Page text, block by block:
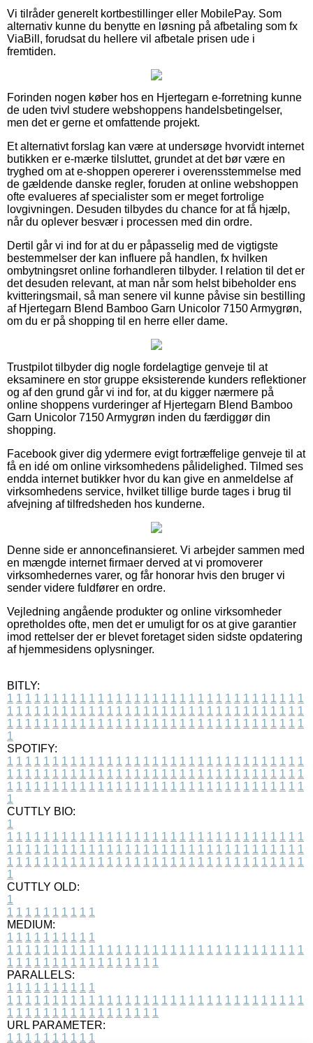
Vi tilråder generelt kortbestillinger eller MobilePay. Som
alternativ kunne du benytte en løsning på afbetaling som fx
ViaBill, forudsat du hellere vil afbetale prisen ude i
fremtiden.
Forinden nogen køber hos en Hjertegarn e-forretning kunne
de uden tvivl studere webshoppens handelsbetingelser,
men det er gerne et omfattende projekt.
Et alternativt forslag kan være at undersøge hvorvidt internet
butikken er e-mærke tilsluttet, grundet at det bør være en
tryghed om at e-shoppen opererer i overensstemmelse med
de gældende danske regler, foruden at online webshoppen
ofte evalueres af specialister som er meget fortrolige
lovgivningen. Desuden tilbydes du chance for at få hjælp,
når du oplever besvær i processen med din ordre.
Dertil går vi ind for at du er påpasselig med de vigtigste
bestemmelser der kan influere på handlen, fx hvilken
ombytningsret online forhandleren tilbyder. I relation til det er
det desuden relevant, at man når som helst bibeholder ens
kvitteringsmail, så man senere vil kunne påvise sin bestilling
af Hjertegarn Blend Bamboo Garn Unicolor 7150 Armygrøn,
om du er på shopping til en herre eller dame.
Trustpilot tilbyder dig nogle fordelagtige genveje til at
eksaminere en stor gruppe eksisterende kunders reflektioner
og af den grund går vi ind for, at du kigger nærmere på
online shoppens vurderinger af Hjertegarn Blend Bamboo
Garn Unicolor 7150 Armygrøn inden du færdiggør din
shopping.
Facebook giver dig ydermere evigt fortræffelige genveje til at
få en idé om online virksomhedens pålidelighed. Tilmed ses
endda internet butikker hvor du kan give en anmeldelse af
virksomhedens service, hvilket tillige burde tages i brug til
afvejning af tilfredsheden hos kunderne.
Denne side er annoncefinansieret. Vi arbejder sammen med
en mængde internet firmaer derved at vi promoverer
virksomhedernes varer, og får honorar hvis den bruger vi
sender videre fuldfører en ordre.
Vejledning angående produkter og online virksomheder
opretholdes ofte, men det er umuligt for os at give garantier
imod rettelser der er blevet foretaget siden sidste opdatering
af hjemmesidens oplysninger.
BITLY:
1 1 1 1 1 1 1 1 1 1 1 1 1 1 1 1 1 1 1 1 1 1 1 1 1 1 1 1 1 1 1 1 1
1 1 1 1 1 1 1 1 1 1 1 1 1 1 1 1 1 1 1 1 1 1 1 1 1 1 1 1 1 1 1 1 1
1 1 1 1 1 1 1 1 1 1 1 1 1 1 1 1 1 1 1 1 1 1 1 1 1 1 1 1 1 1 1 1 1
1
SPOTIFY:
1 1 1 1 1 1 1 1 1 1 1 1 1 1 1 1 1 1 1 1 1 1 1 1 1 1 1 1 1 1 1 1 1
1 1 1 1 1 1 1 1 1 1 1 1 1 1 1 1 1 1 1 1 1 1 1 1 1 1 1 1 1 1 1 1 1
1 1 1 1 1 1 1 1 1 1 1 1 1 1 1 1 1 1 1 1 1 1 1 1 1 1 1 1 1 1 1 1 1
1
CUTTLY BIO:
1
1 1 1 1 1 1 1 1 1 1 1 1 1 1 1 1 1 1 1 1 1 1 1 1 1 1 1 1 1 1 1 1 1
1 1 1 1 1 1 1 1 1 1 1 1 1 1 1 1 1 1 1 1 1 1 1 1 1 1 1 1 1 1 1 1 1
1 1 1 1 1 1 1 1 1 1 1 1 1 1 1 1 1 1 1 1 1 1 1 1 1 1 1 1 1 1 1 1 1
1
CUTTLY OLD:
1
1 1 1 1 1 1 1 1 1 1
MEDIUM:
1 1 1 1 1 1 1 1 1 1
1 1 1 1 1 1 1 1 1 1 1 1 1 1 1 1 1 1 1 1 1 1 1 1 1 1 1 1 1 1 1 1 1
1 1 1 1 1 1 1 1 1 1 1 1 1 1 1 1 1
PARALLELS:
1 1 1 1 1 1 1 1 1 1
1 1 1 1 1 1 1 1 1 1 1 1 1 1 1 1 1 1 1 1 1 1 1 1 1 1 1 1 1 1 1 1 1
1 1 1 1 1 1 1 1 1 1 1 1 1 1 1 1 1
URL PARAMETER:
1 1 1 1 1 1 1 1 1 1